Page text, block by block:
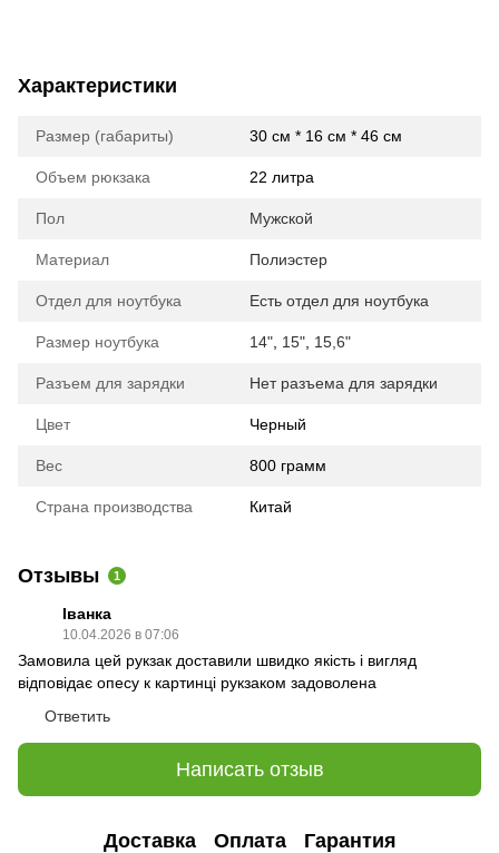
Характеристики
Размер (габариты) 30 см * 16 см * 46 см
Объем рюкзака 22 литра
Пол Мужской
Материал Полиэстер
Отдел для ноутбука Есть отдел для ноутбука
Размер ноутбука 14" 15" 15,6"
Разъем для зарядки Нет разъема для зарядки
Цвет Черный
Вес 800 грамм
Страна производства Китай
Отзывы 1
Іванка
10.04.2026 в 07:06
Замовила цей рукзак доставили швидко якість і вигляд
відповідає опесу к картинці рукзаком задоволена
Ответить
Написать отзыв
Доставка Оплата Гарантия